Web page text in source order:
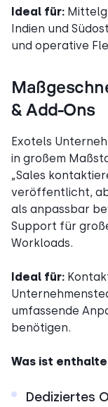
Ideal für:
Indien und
und operative
& Add-Ons
Exotels
in großem
„Sales
veröffentlicht,
als anpassbar
Support für
Workloads.
Ideal für:
umfassende
benötigen.
Was ist
Dediziertes